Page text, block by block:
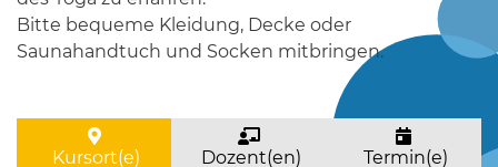
Bitte bequeme Kleidung, Decke oder
Saunahandtuch und Socken mitbringen.
Kursort(e) Dozent(en) Termin(e)